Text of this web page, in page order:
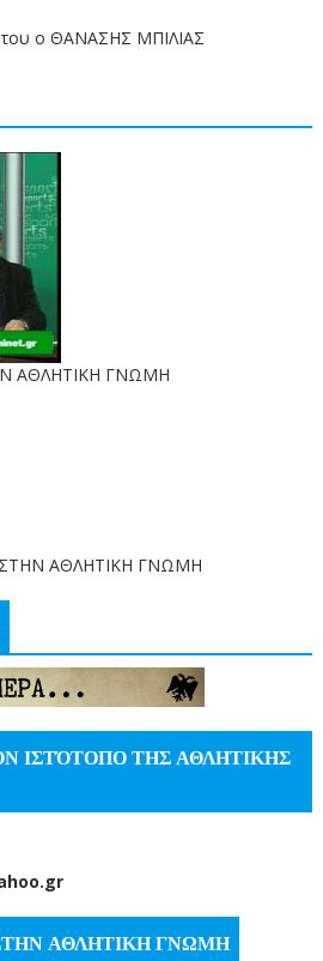
του ο ΘΑΝΑΣΗΣ ΜΠΙΛΙΑΣ
ΑΘΛΗΤΙΚΗ ΓΝΩΜΗ
ΣΤΗΝ ΑΘΛΗΤΙΚΗ ΓΝΩΜΗ
ΙΣΤΌΤΟΠΟ ΤΗΣ ΑΘΛΗΤΙΚΗΣ
ΑΘΛΗΤΙΚΗ ΓΝΩΜΗ